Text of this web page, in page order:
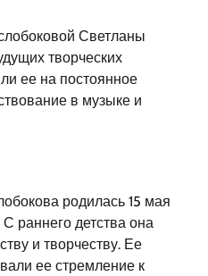
Светланы
творческих
ее на постоянное
в музыке и
родилась 15 мая
раннего детства она
и творчеству. Ее
ее стремление к